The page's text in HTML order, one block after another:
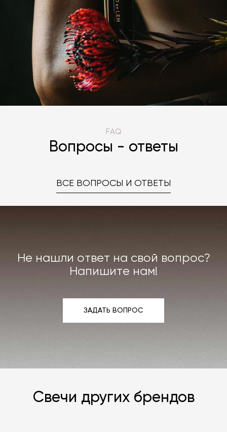
FAQ
Вопросы - ответы
ВСЕ ВОПРОСЫ И ОТВЕТЫ
Не нашли ответ на свой вопрос?
Напишите нам!
ЗАДАТЬ ВОПРОС
Свечи других брендов